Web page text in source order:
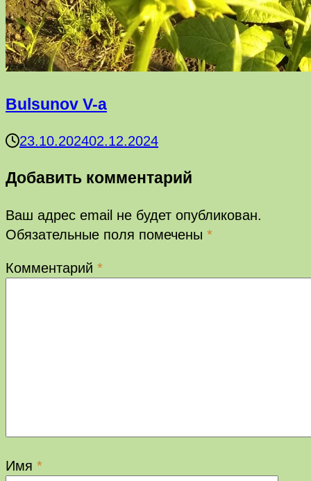
Bulsunov V-a
23.10.202402.12.2024
Добавить комментарий
Ваш адрес email не будет опубликован.
Обязательные поля помечены *
Комментарий *
Имя *